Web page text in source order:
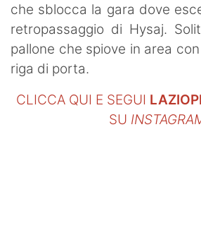
che sblocca la gara dove
retropassaggio di Hysaj.
pallone che spiove in area
riga di porta.
CLICCA QUI E SEGUI
SU